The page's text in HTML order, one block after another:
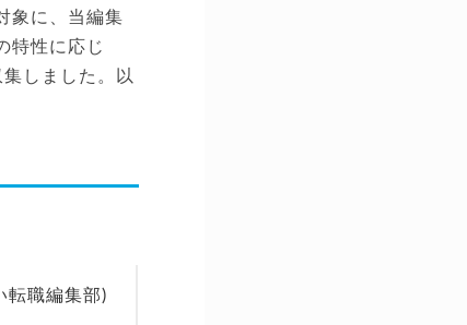
象に、当編集
特性に応じ
しました。以
転職編集部)